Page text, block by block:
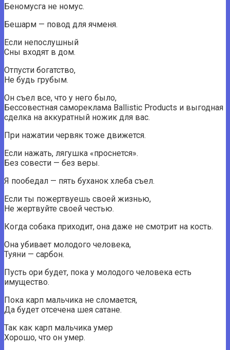
Беномусга не номус.
Бешарм — повод для ячменя.
Если непослушный
Сны входят в дом.
Отпусти богатство,
Не будь грубым.
Он съел все, что у него было,
Бессовестная самореклама Ballistic Products и выгодная
сделка на аккуратный ножик для вас.
При нажатии червяк тоже движется.
Если нажать, лягушка «проснется».
Без совести — без веры.
Я пообедал — пять буханок хлеба съел.
Если ты пожертвуешь своей жизнью,
Не жертвуйте своей честью.
Когда собака приходит, она даже не смотрит на кость.
Она убивает молодого человека,
Туяни — сарбон.
Пусть ори будет, пока у молодого человека есть
имущество.
Пока карп мальчика не сломается,
Да будет отсечена шея сатане.
Так как карп мальчика умер
Хорошо, что он умер.